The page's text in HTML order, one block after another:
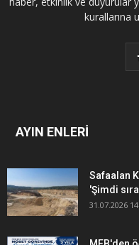
kurallarına
AYIN ENLERİ
Safaalan
'Şimdi
31.07.2026